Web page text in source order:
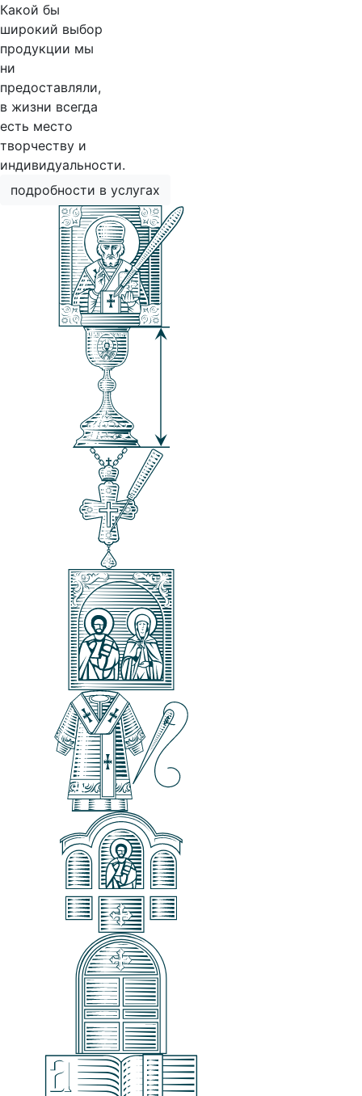
Какой бы
широкий выбор
продукции мы
ни
предоставляли,
в жизни всегда
есть место
творчеству и
индивидуальности.
подробности в услугах